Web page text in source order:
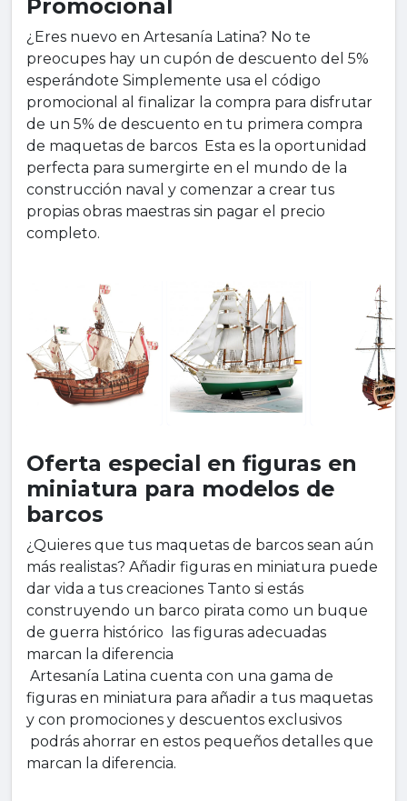
Promocional
¿Eres nuevo en Artesanía Latina? No te
preocupes hay un cupón de descuento del 5%
esperándote Simplemente usa el código
promocional al finalizar la compra para disfrutar
de un 5% de descuento en tu primera compra
de maquetas de barcos Esta es la oportunidad
perfecta para sumergirte en el mundo de la
construcción naval y comenzar a crear tus
propias obras maestras sin pagar el precio
completo.
Oferta especial en figuras en
miniatura para modelos de
barcos
¿Quieres que tus maquetas de barcos sean aún
más realistas? Añadir figuras en miniatura puede
dar vida a tus creaciones Tanto si estás
construyendo un barco pirata como un buque
de guerra histórico las figuras adecuadas
marcan la diferencia
Artesanía Latina cuenta con una gama de
figuras en miniatura para añadir a tus maquetas
y con promociones y descuentos exclusivos
podrás ahorrar en estos pequeños detalles que
marcan la diferencia.